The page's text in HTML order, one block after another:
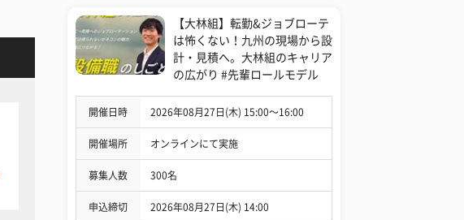
【大林組】転勤&ジョブローテ
は怖くない！九州の現場から設
計・見積へ。大林組のキャリア
の広がり #先輩ロールモデル
開催日時 2026年08月27日(木) 15:00〜16:00
開催場所 オンラインにて実施
募集人数 300名
申込締切 2026年08月27日(木) 14:00